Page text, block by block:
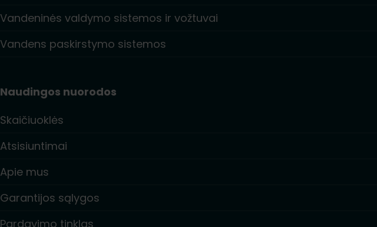
Vandeninės valdymo sistemos ir vožtuvai
Vandens paskirstymo sistemos
Naudingos nuorodos
Skaičiuoklės
Atsisiuntimai
Apie mus
Garantijos sąlygos
Pardavimo tinklas